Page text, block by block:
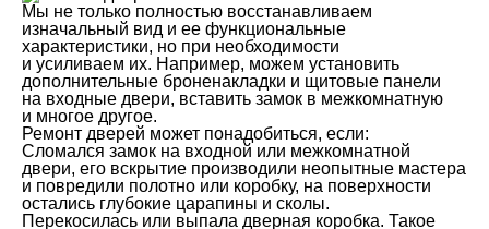
Мы не только полностью восстанавливаем
изначальный вид и ее функциональные
характеристики, но при необходимости
и усиливаем их. Например, можем установить
дополнительные броненакладки и щитовые панели
на входные двери, вставить замок в межкомнатную
и многое другое.
Ремонт дверей может понадобиться, если:
Сломался замок на входной или межкомнатной
двери, его вскрытие производили неопытные мастера
и повредили полотно или коробку, на поверхности
остались глубокие царапины и сколы.
Перекосилась или выпала дверная коробка. Такое